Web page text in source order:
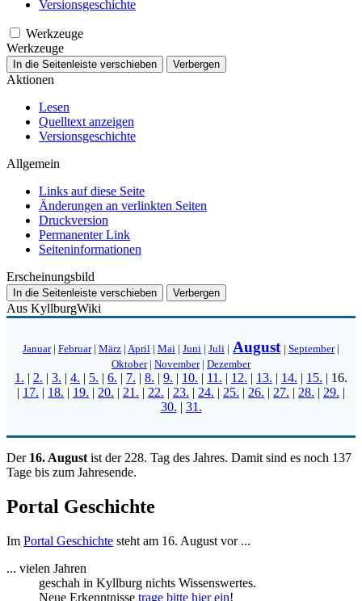
Versionsgeschichte
Werkzeuge
Werkzeuge
In die Seitenleiste verschieben Verbergen
Aktionen
Lesen
Quelltext anzeigen
Versionsgeschichte
Allgemein
Links auf diese Seite
Änderungen an verlinkten Seiten
Druckversion
Permanenter Link
Seiten­­informationen
Erscheinungsbild
In die Seitenleiste verschieben Verbergen
Aus KyllburgWiki
Januar| Februar| März | April | Mai | Juni | Juli | August | September|
Oktober| November| Dezember
1. | 2. | 3. | 4. | 5. | 6. | 7. | 8. | 9. | 10. | 11. | 12. | 13. | 14. | 15. | 16.
| 17. | 18. | 19. | 20. | 21. | 22. | 23. | 24. | 25. | 26. | 27. | 28. | 29. |
30. | 31.
Der 16. August ist der 228. Tag des Jahres. Damit sind es noch 137
Tage bis zum Jahresende.
Portal Geschichte
Im Portal Geschichte steht am 16. August vor ...
... vielen Jahren
geschah in Kyllburg nichts Wissenswertes.
Neue Erkenntnisse trage bitte hier ein!